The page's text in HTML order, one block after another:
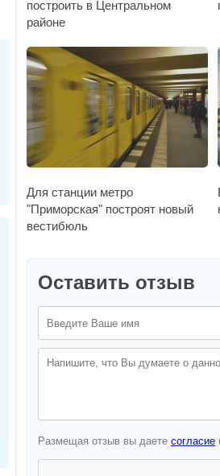
построить в Центральном
районе
Для станции метро
"Приморская" построят новый
вестибюль
Оставить отзыв
Размещая отзыв вы даете согласие